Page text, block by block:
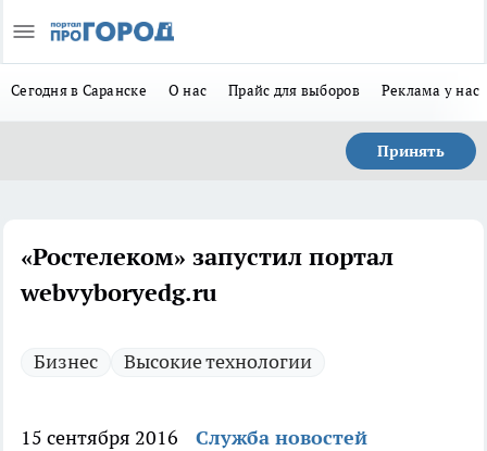
Сегодня в Саранске О нас Прайс для выборов Реклама у нас
Принять
«Ростелеком» запустил портал
webvyboryedg.ru
Бизнес Высокие технологии
15 сентября 2016 Служба новостей